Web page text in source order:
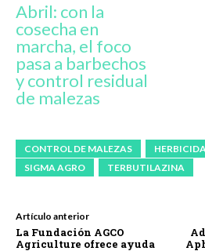
Abril: con la
cosecha en
marcha, el foco
pasa a barbechos
y control residual
de malezas
CONTROL DE MALEZAS
SIGMA AGRO
TERBUTILAZINA
Artículo anterior
La Fundación AGCO
Agriculture ofrece ayuda